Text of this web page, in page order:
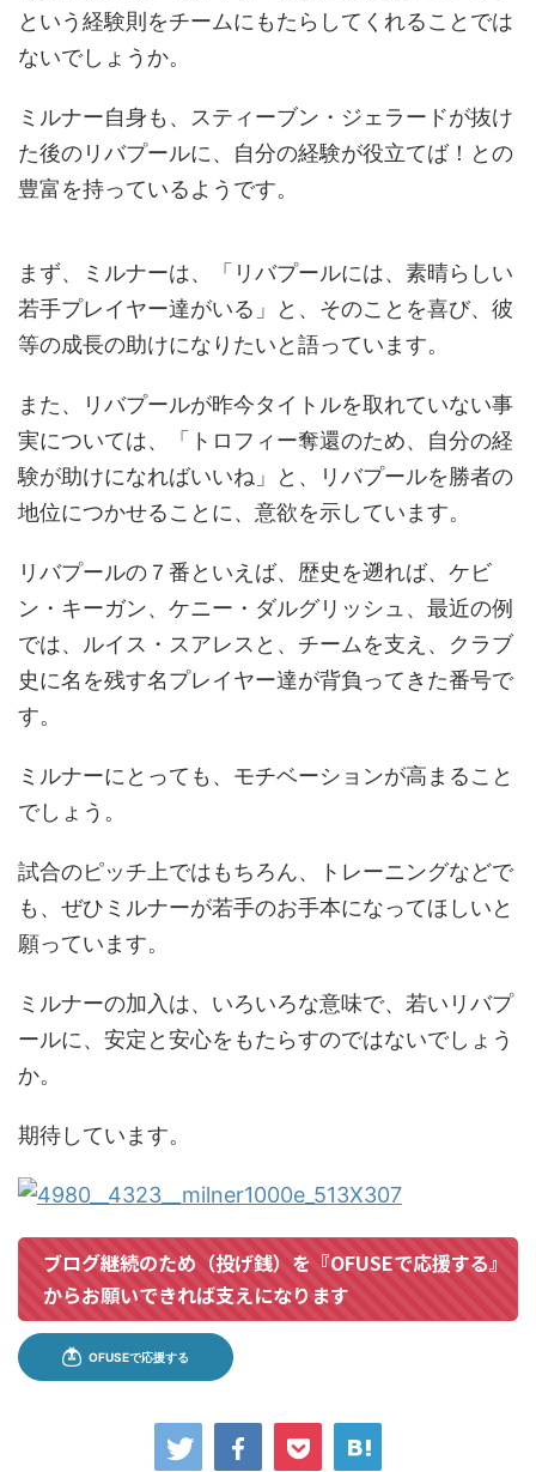
という経験則をチームにもたらしてくれることでは
ないでしょうか。
ミルナー自身も、スティーブン・ジェラードが抜け
た後のリバプールに、自分の経験が役立てば！との
豊富を持っているようです。
まず、ミルナーは、「リバプールには、素晴らしい
若手プレイヤー達がいる」と、そのことを喜び、彼
等の成長の助けになりたいと語っています。
また、リバプールが昨今タイトルを取れていない事
実については、「トロフィー奪還のため、自分の経
験が助けになればいいね」と、リバプールを勝者の
地位につかせることに、意欲を示しています。
リバプールの７番といえば、歴史を遡れば、ケビ
ン・キーガン、ケニー・ダルグリッシュ、最近の例
では、ルイス・スアレスと、チームを支え、クラブ
史に名を残す名プレイヤー達が背負ってきた番号で
す。
ミルナーにとっても、モチベーションが高まること
でしょう。
試合のピッチ上ではもちろん、トレーニングなどで
も、ぜひミルナーが若手のお手本になってほしいと
願っています。
ミルナーの加入は、いろいろな意味で、若いリバプ
ールに、安定と安心をもたらすのではないでしょう
か。
期待しています。
ブログ継続のため（投げ銭）を『OFUSEで応援する』
からお願いできれば支えになります